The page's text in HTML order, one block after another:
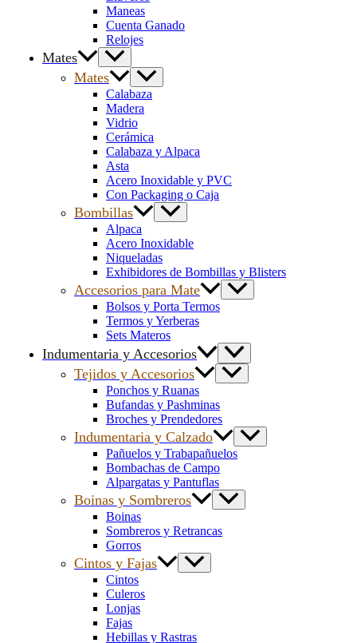
Maneas
Cuenta Ganado
Relojes
Mates
Mates
Calabaza
Madera
Vidrio
Cerámica
Calabaza y Alpaca
Asta
Acero Inoxidable y PVC
Con Packaging o Caja
Bombillas
Alpaca
Acero Inoxidable
Niqueladas
Exhibidores de Bombillas y Blisters
Accesorios para Mate
Bolsos y Porta Termos
Termos y Yerberas
Sets Materos
Indumentaria y Accesorios
Tejidos y Accesorios
Ponchos y Ruanas
Bufandas y Pashminas
Broches y Prendedores
Indumentaria y Calzado
Pañuelos y Trabapañuelos
Bombachas de Campo
Alpargatas y Pantuflas
Boinas y Sombreros
Boinas
Sombreros y Retrancas
Gorros
Cintos y Fajas
Cintos
Culeros
Lonjas
Fajas
Hebillas y Rastras